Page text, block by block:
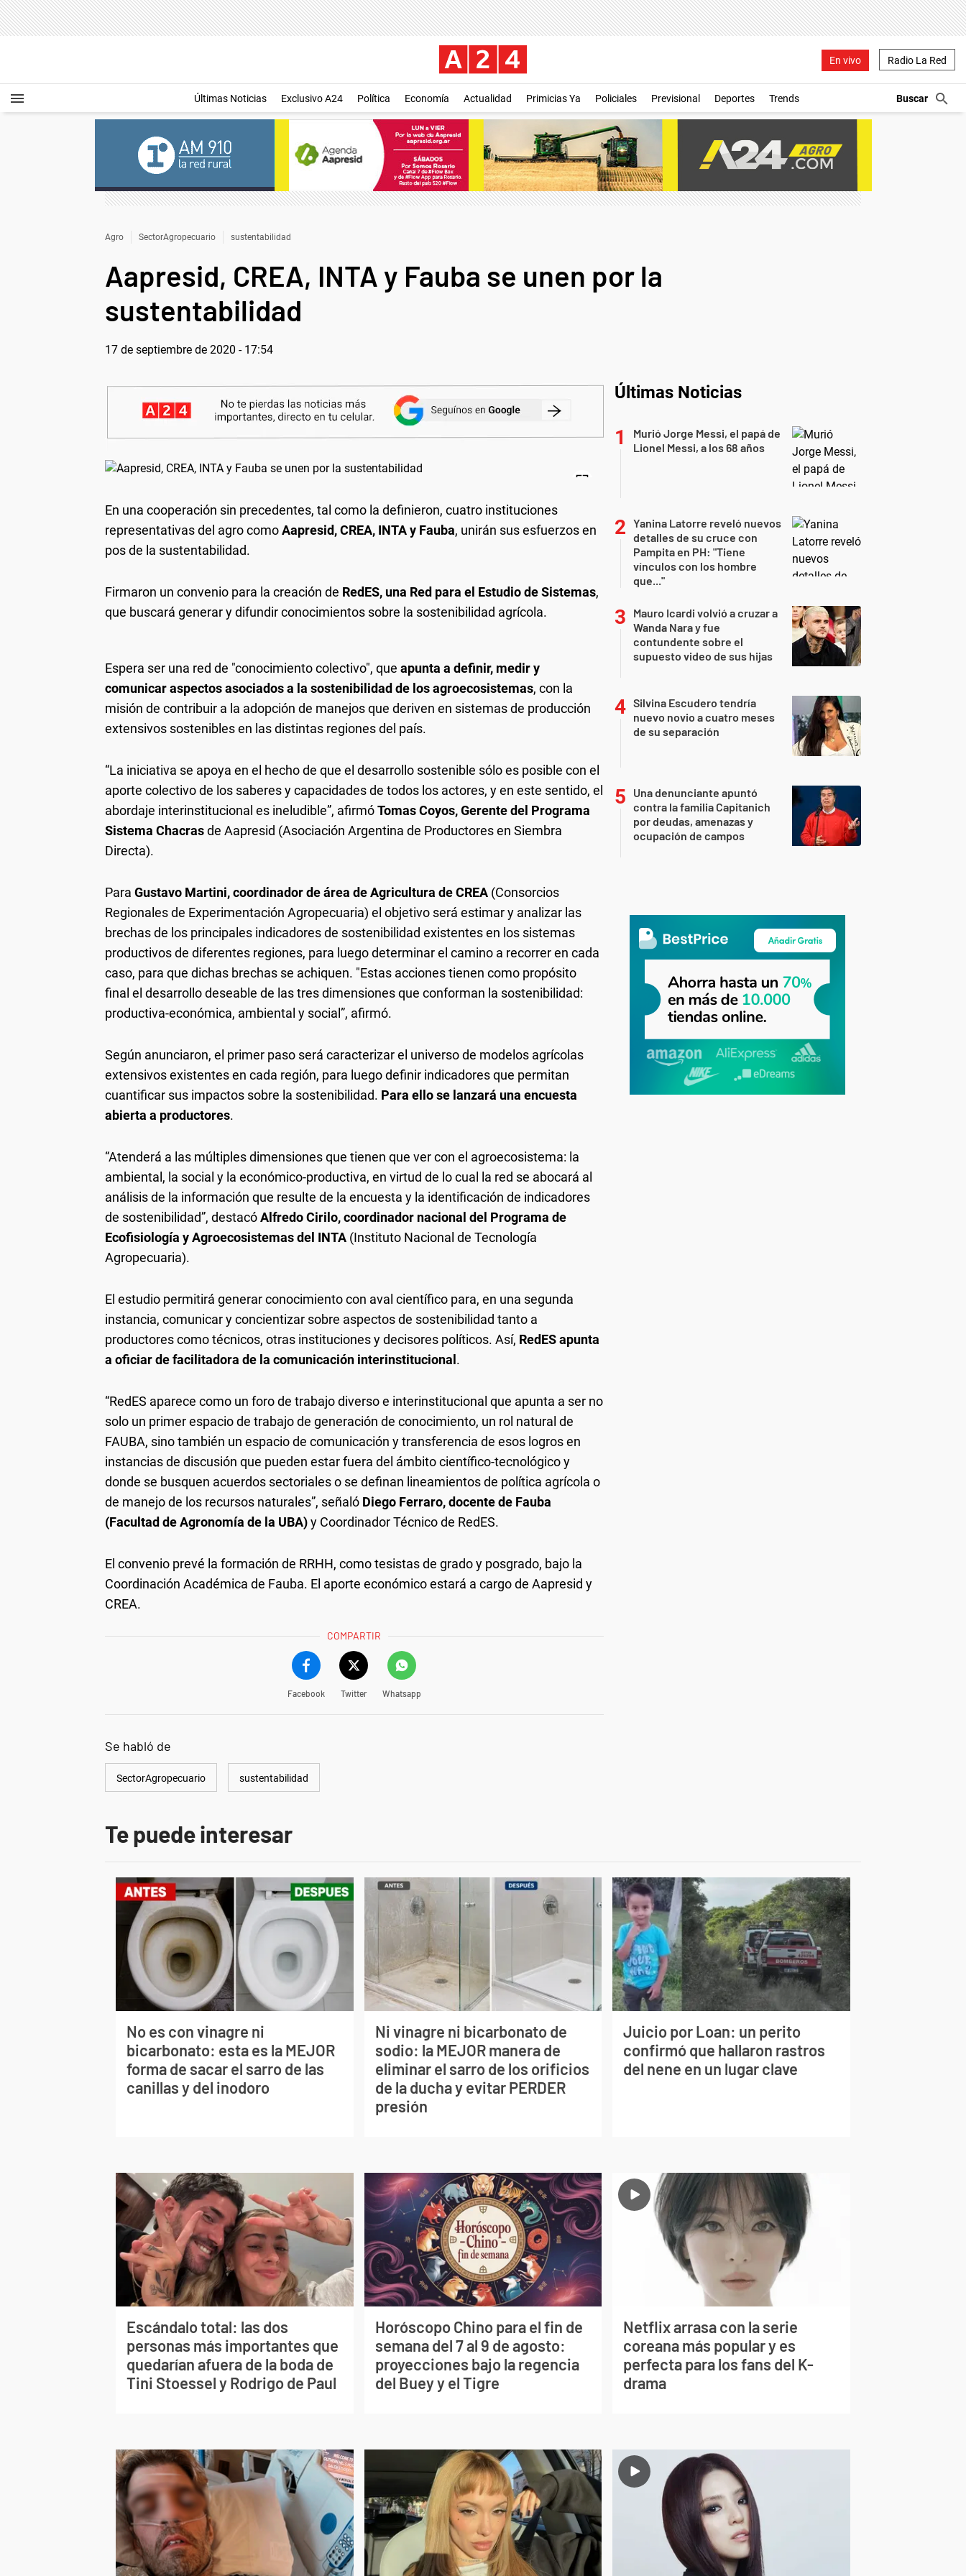
En vivo Radio La Red
Últimas Noticias Exclusivo A24 Política Economía Actualidad Primicias Ya Policiales Previsional Deportes Trends
Agro SectorAgropecuario sustentabilidad
Aapresid, CREA, INTA y Fauba se unen por la
sustentabilidad
17 de septiembre de 2020 - 17:54
En una cooperación sin precedentes, tal como la definieron, cuatro instituciones
representativas del agro comoAapresid, CREA, INTA y Fauba, unirán sus esfuerzos en
pos de la sustentabilidad.
Firmaron un convenio para la creación de RedES, una Red para el Estudio de Sistemas,
que buscará generar y difundir conocimientos sobre la sostenibilidad agrícola.
Espera ser una red de "conocimiento colectivo", que apunta a definir, medir y
comunicar aspectos asociados a la sostenibilidad de los agroecosistemas, con la
misión de contribuir a la adopción de manejos que deriven en sistemas de producción
extensivos sostenibles en las distintas regiones del país.
“La iniciativa se apoya en el hecho de que el desarrollo sostenible sólo es posible con el
aporte colectivo de los saberes y capacidades de todos los actores, y en este sentido, el
abordaje interinstitucional es ineludible”, afirmóTomas Coyos, Gerente del Programa
Sistema Chacrasde Aapresid (Asociación Argentina de Productores en Siembra
Directa).
Para Gustavo Martini, coordinador de área de Agricultura de CREA (Consorcios
Regionales de Experimentación Agropecuaria) el objetivo será estimar y analizar las
brechas de los principales indicadores de sostenibilidad existentes en los sistemas
productivos de diferentes regiones, para luego determinar el camino a recorrer en cada
caso, para que dichas brechas se achiquen. "Estas acciones tienen como propósito
final el desarrollo deseable de las tres dimensiones que conforman la sostenibilidad:
productiva-económica, ambiental y social”, afirmó.
Según anunciaron, el primer paso será caracterizar el universo de modelos agrícolas
extensivos existentes en cada región, para luego definir indicadores que permitan
cuantificar sus impactos sobre la sostenibilidad. Para ello se lanzará una encuesta
abierta a productores.
“Atenderá a las múltiples dimensiones que tienen que ver con el agroecosistema: la
ambiental, la social y la económico-productiva, en virtud de lo cual la red se abocará al
análisis de la información que resulte de la encuesta y la identificación de indicadores
de sostenibilidad”, destacóAlfredo Cirilo, coordinador nacional del Programa de
Ecofisiología y Agroecosistemas del INTA (Instituto Nacional de Tecnología
Agropecuaria).
El estudio permitirá generar conocimiento con aval científico para, en una segunda
instancia, comunicar y concientizar sobre aspectos de sostenibilidad tanto a
productores como técnicos, otras instituciones y decisores políticos. Así, RedES apunta
a oficiar de facilitadora de la comunicación interinstitucional.
“RedES aparece como un foro de trabajo diverso e interinstitucional que apunta a ser no
solo un primer espacio de trabajo de generación de conocimiento, un rol natural de
FAUBA, sino también un espacio de comunicación y transferencia de esos logros en
instancias de discusión que pueden estar fuera del ámbito científico-tecnológico y
donde se busquen acuerdos sectoriales o se definan lineamientos de política agrícola o
de manejo de los recursos naturales”, señaló Diego Ferraro, docente de Fauba
(Facultad de Agronomía de la UBA)y Coordinador Técnico de RedES.
El convenio prevé la formación de RRHH, como tesistas de grado y posgrado, bajo la
Coordinación Académica de Fauba. El aporte económico estará a cargo de Aapresid y
CREA.
COMPARTIR
Facebook Twitter Whatsapp
Se habló de
SectorAgropecuario sustentabilidad
Últimas Noticias
Murió Jorge Messi, el papá de
Lionel Messi, a los 68 años
Yanina Latorre reveló nuevos
detalles de su cruce con
Pampita en PH: "Tiene
vínculos con los hombre
que..."
Mauro Icardi volvió a cruzar a
Wanda Nara y fue
contundente sobre el
supuesto video de sus hijas
Silvina Escudero tendría
nuevo novio a cuatro meses
de su separación
Una denunciante apuntó
contra la familia Capitanich
por deudas, amenazas y
ocupación de campos
Te puede interesar
No es con vinagre ni
bicarbonato: esta es la MEJOR
forma de sacar el sarro de las
canillas y del inodoro
Ni vinagre ni bicarbonato de
sodio: la MEJOR manera de
eliminar el sarro de los orificios
de la ducha y evitar PERDER
presión
Juicio por Loan: un perito
confirmó que hallaron rastros
del nene en un lugar clave
Escándalo total: las dos
personas más importantes que
quedarían afuera de la boda de
Tini Stoessel y Rodrigo de Paul
Horóscopo Chino para el fin de
semana del 7 al 9 de agosto:
proyecciones bajo la regencia
del Buey y el Tigre
Netflix arrasa con la serie
coreana más popular y es
perfecta para los fans del K-
drama